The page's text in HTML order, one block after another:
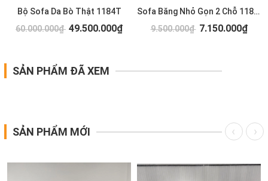
Bộ Sofa Da Bò Thật 1184T
60.000.000₫ 49.500.000₫
Sofa Băng Nhỏ Gọn 2 Chỗ 1183T
9.500.000₫ 7.150.000₫
SẢN PHẨM ĐÃ XEM
SẢN PHẨM MỚI